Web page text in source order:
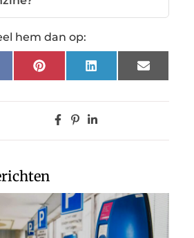
hem dan op:
PinterestLinkedInEmail